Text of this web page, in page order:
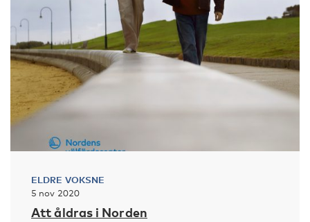
ELDRE VOKSNE
5 nov 2020
Att åldras i Norden